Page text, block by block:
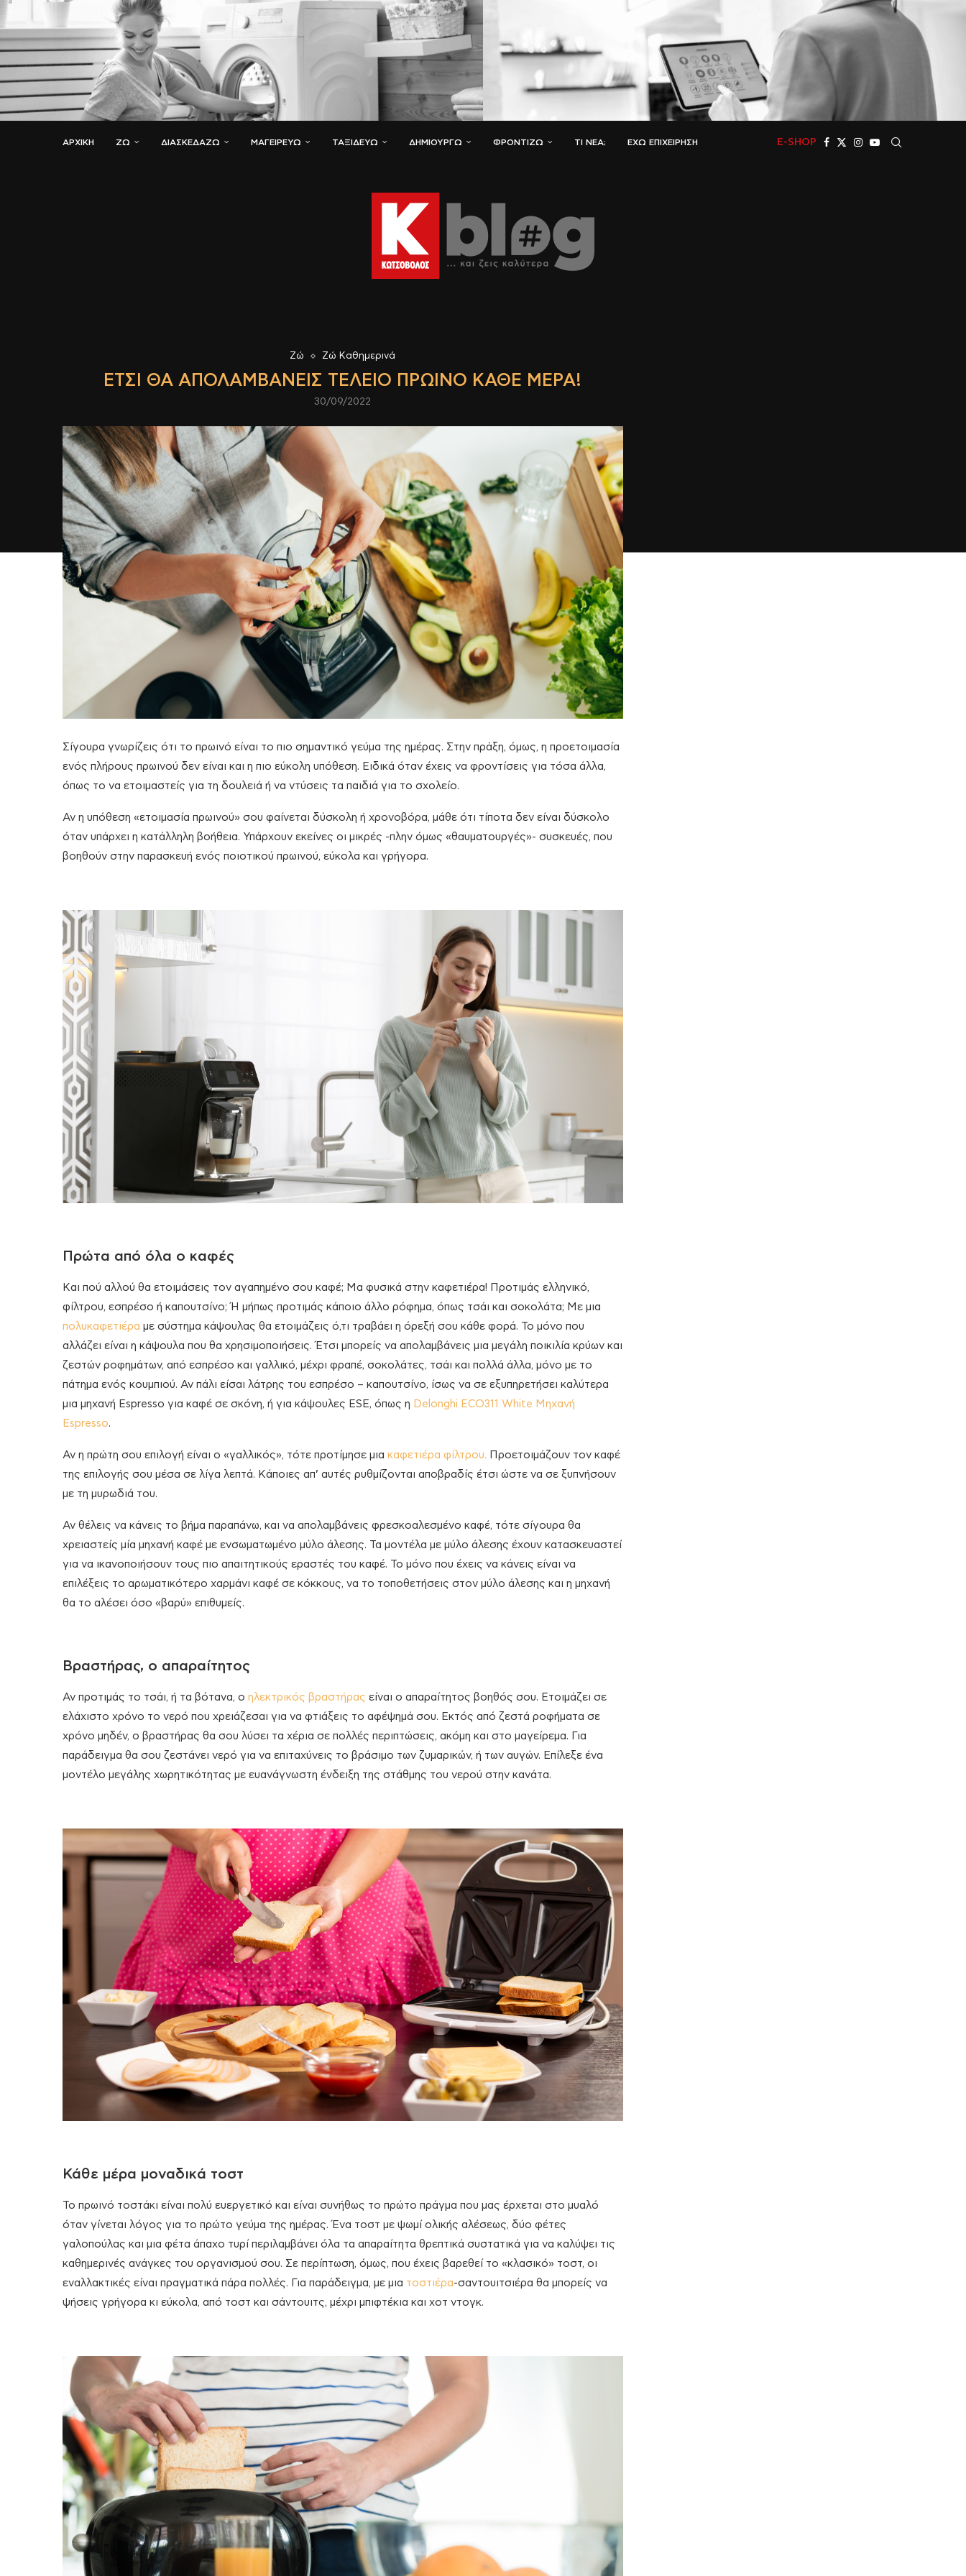
ΑΡΧΙΚΗ ΖΏ ΔΙΑΣΚΕΔΆΖΩ ΜΑΓΕΙΡΕΎΩ ΤΑΞΙΔΕΎΩ ΔΗΜΙΟΥΡΓΏ ΦΡΟΝΤΊΖΩ ΤΙ ΝΈΑ; ΈΧΩ ΕΠΙΧΕΊΡΗΣΗ E-SHOP
Ζώ Ζώ Καθημερινά
ΈΤΣΙ ΘΑ ΑΠΟΛΑΜΒΆΝΕΙΣ ΤΈΛΕΙΟ ΠΡΩΙΝΌ ΚΆΘΕ ΜΈΡΑ!
30/09/2022
Σίγουρα γνωρίζεις ότι το πρωινό είναι το πιο σημαντικό γεύμα της ημέρας. Στην πράξη, όμως, η προετοιμασία
ενός πλήρους πρωινού δεν είναι και η πιο εύκολη υπόθεση. Ειδικά όταν έχεις να φροντίσεις για τόσα άλλα,
όπως το να ετοιμαστείς για τη δουλειά ή να ντύσεις τα παιδιά για το σχολείο.
Αν η υπόθεση «ετοιμασία πρωινού» σου φαίνεται δύσκολη ή χρονοβόρα, μάθε ότι τίποτα δεν είναι δύσκολο
όταν υπάρχει η κατάλληλη βοήθεια. Υπάρχουν εκείνες οι μικρές -πλην όμως «θαυματουργές»- συσκευές, που
βοηθούν στην παρασκευή ενός ποιοτικού πρωινού, εύκολα και γρήγορα.
Πρώτα από όλα ο καφές
Και πού αλλού θα ετοιμάσεις τον αγαπημένο σου καφέ; Μα φυσικά στην καφετιέρα! Προτιμάς ελληνικό,
φίλτρου, εσπρέσο ή καπουτσίνο; Ή μήπως προτιμάς κάποιο άλλο ρόφημα, όπως τσάι και σοκολάτα; Με μια
πολυκαφετιέρα με σύστημα κάψουλας θα ετοιμάζεις ό,τι τραβάει η όρεξή σου κάθε φορά. Το μόνο που
αλλάζει είναι η κάψουλα που θα χρησιμοποιήσεις. Έτσι μπορείς να απολαμβάνεις μια μεγάλη ποικιλία κρύων και
ζεστών ροφημάτων, από εσπρέσο και γαλλικό, μέχρι φραπέ, σοκολάτες, τσάι και πολλά άλλα, μόνο με το
πάτημα ενός κουμπιού. Αν πάλι είσαι λάτρης του εσπρέσο – καπουτσίνο, ίσως να σε εξυπηρετήσει καλύτερα
μια μηχανή Espresso για καφέ σε σκόνη, ή για κάψουλες ESE, όπως η
Delonghi ECO311 White Μηχανή
Espresso.
Αν η πρώτη σου επιλογή είναι ο «γαλλικός», τότε προτίμησε μια καφετιέρα φίλτρου. Προετοιμάζουν τον καφέ
της επιλογής σου μέσα σε λίγα λεπτά. Κάποιες απ’ αυτές ρυθμίζονται αποβραδίς έτσι ώστε να σε ξυπνήσουν
με τη μυρωδιά του.
Αν θέλεις να κάνεις το βήμα παραπάνω, και να απολαμβάνεις φρεσκοαλεσμένο καφέ, τότε σίγουρα θα
χρειαστείς μία μηχανή καφέ με ενσωματωμένο μύλο άλεσης. Τα μοντέλα με μύλο άλεσης έχουν κατασκευαστεί
για να ικανοποιήσουν τους πιο απαιτητικούς εραστές του καφέ. Το μόνο που έχεις να κάνεις είναι να
επιλέξεις το αρωματικότερο χαρμάνι καφέ σε κόκκους, να το τοποθετήσεις στον μύλο άλεσης και η μηχανή
θα το αλέσει όσο «βαρύ» επιθυμείς.
Βραστήρας, ο απαραίτητος
Αν προτιμάς το τσάι, ή τα βότανα, ο ηλεκτρικός βραστήρας είναι ο απαραίτητος βοηθός σου. Ετοιμάζει σε
ελάχιστο χρόνο το νερό που χρειάζεσαι για να φτιάξεις το αφέψημά σου. Εκτός από ζεστά ροφήματα σε
χρόνο μηδέν, ο βραστήρας θα σου λύσει τα χέρια σε πολλές περιπτώσεις, ακόμη και στο μαγείρεμα. Για
παράδειγμα θα σου ζεστάνει νερό για να επιταχύνεις το βράσιμο των ζυμαρικών, ή των αυγών. Επίλεξε ένα
μοντέλο μεγάλης χωρητικότητας με ευανάγνωστη ένδειξη της στάθμης του νερού στην κανάτα.
Κάθε μέρα μοναδικά τοστ
Το πρωινό τοστάκι είναι πολύ ευεργετικό και είναι συνήθως το πρώτο πράγμα που μας έρχεται στο μυαλό
όταν γίνεται λόγος για το πρώτο γεύμα της ημέρας. Ένα τοστ με ψωμί ολικής αλέσεως, δύο φέτες
γαλοπούλας και μια φέτα άπαχο τυρί περιλαμβάνει όλα τα απαραίτητα θρεπτικά συστατικά για να καλύψει τις
καθημερινές ανάγκες του οργανισμού σου. Σε περίπτωση, όμως, που έχεις βαρεθεί το «κλασικό» τοστ, οι
εναλλακτικές είναι πραγματικά πάρα πολλές. Για παράδειγμα, με μια τοστιέρα-σαντουιτσιέρα θα μπορείς να
ψήσεις γρήγορα κι εύκολα, από τοστ και σάντουιτς, μέχρι μπιφτέκια και χοτ ντογκ.